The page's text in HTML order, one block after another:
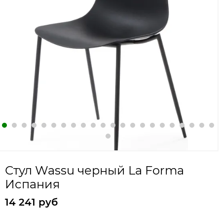
Стул Wassu черный La Forma
Испания
14 241 руб